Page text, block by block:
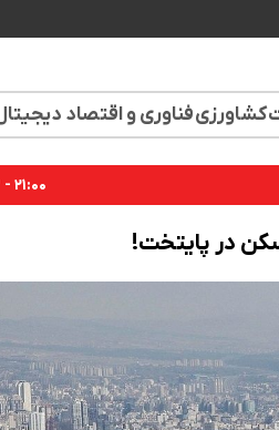
کشاورزیفناوری و اقتصاد
۲۱:۰۰ - ۰۳ شهریور ۱۴۰۴